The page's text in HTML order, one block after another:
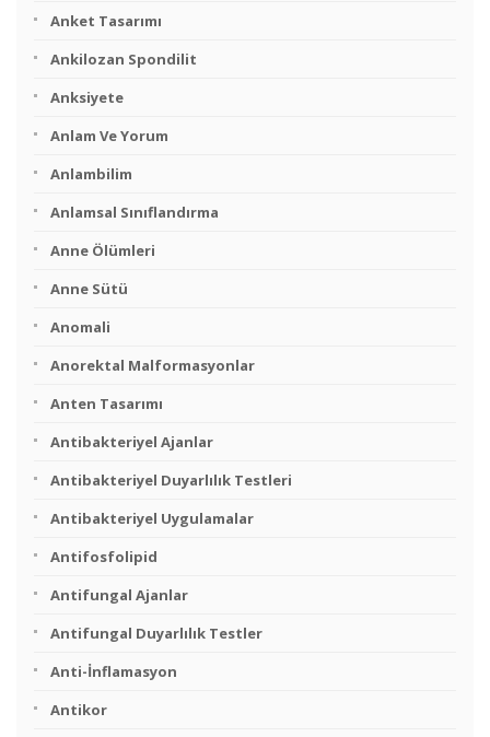
Anket Tasarımı
Ankilozan Spondilit
Anksiyete
Anlam Ve Yorum
Anlambilim
Anlamsal Sınıflandırma
Anne Ölümleri
Anne Sütü
Anomali
Anorektal Malformasyonlar
Anten Tasarımı
Antibakteriyel Ajanlar
Antibakteriyel Duyarlılık Testleri
Antibakteriyel Uygulamalar
Antifosfolipid
Antifungal Ajanlar
Antifungal Duyarlılık Testler
Anti-İnflamasyon
Antikor